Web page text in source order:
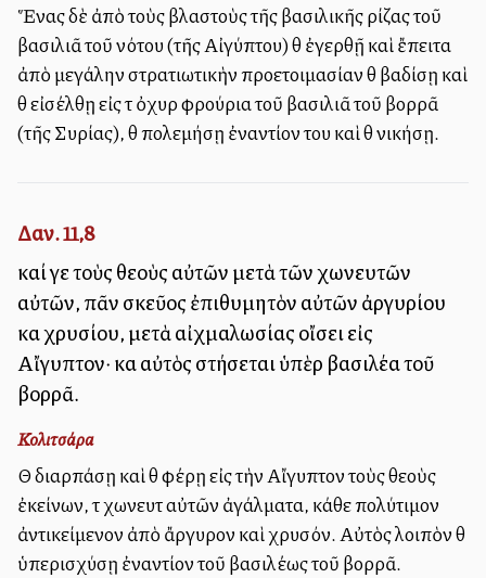
Ἕνας δὲ ἀπὸ τοὺς βλαστοὺς τῆς βασιλικῆς ρίζας τοῦ
βασιλιᾶ τοῦ νότου (τῆς Αἰγύπτου) θὰ ἐγερθῇ καὶ ἔπειτα
ἀπὸ μεγάλην στρατιωτικὴν προετοιμασίαν θὰ βαδίσῃ καὶ
θὰ εἰσέλθῃ εἰς τὰ ὀχυρὰ φρούρια τοῦ βασιλιᾶ τοῦ βορρᾶ
(τῆς Συρίας), θὰ πολεμήσῃ ἐναντίον του καὶ θὰ νικήσῃ.
Δαν. 11,8
καί γε τοὺς θεοὺς αὐτῶν μετὰ τῶν χωνευτῶν
αὐτῶν, πᾶν σκεῦος ἐπιθυμητὸν αὐτῶν ἀργυρίου
καὶ χρυσίου, μετὰ αἰχμαλωσίας οἴσει εἰς
Αἴγυπτον· καὶ αὐτὸς στήσεται ὑπὲρ βασιλέα τοῦ
βορρᾶ.
Κολιτσάρα
Θὰ διαρπάσῃ καὶ θὰ φέρῃ εἰς τὴν Αἴγυπτον τοὺς θεοὺς
ἐκείνων, τὰ χωνευτὰ αὐτῶν ἀγάλματα, κάθε πολύτιμον
ἀντικείμενον ἀπὸ ἄργυρον καὶ χρυσόν. Αὐτὸς λοιπὸν θὰ
ὑπερισχύσῃ ἐναντίον τοῦ βασιλέως τοῦ βορρᾶ.